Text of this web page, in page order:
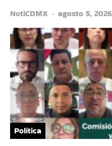
NotiCDMX
agosto 5, 2026
Política